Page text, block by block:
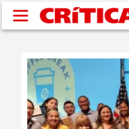
Pasar al contenido principal
SUCESOS
NACIONAL